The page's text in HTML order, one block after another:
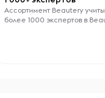
Ассортимент Beautery
более 1000 экспертов в